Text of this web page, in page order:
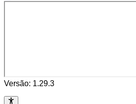
Versão: 1.29.3